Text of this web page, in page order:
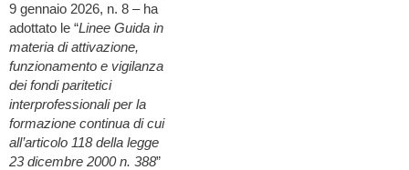
9 gennaio 2026, n. 8 – ha
adottato le “Linee Guida in
materia di attivazione,
funzionamento e vigilanza
dei fondi paritetici
interprofessionali per la
formazione continua di cui
all’articolo 118 della legge
23 dicembre 2000 n. 388”